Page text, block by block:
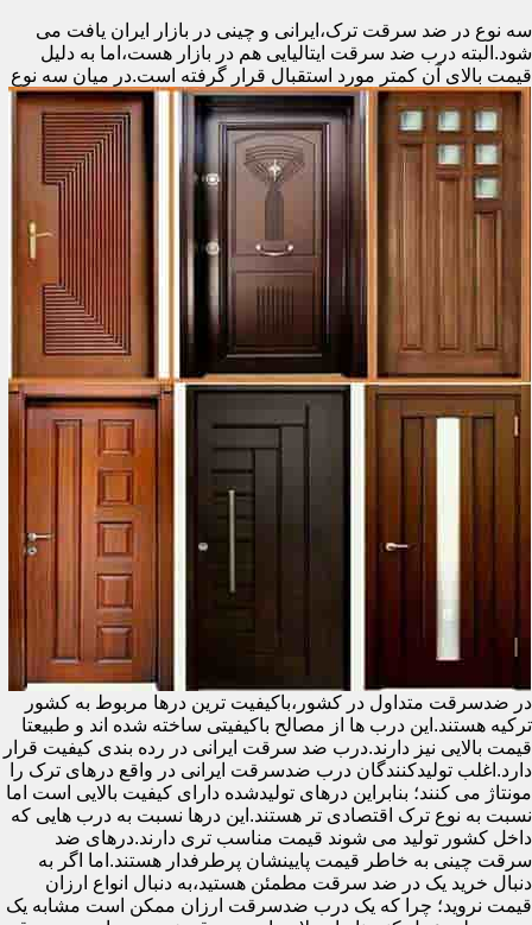
سه نوع در ضد سرقت ترک،ایرانی و چینی در بازار ایران یافت می
شود.البته درب ضد سرقت ایتالیایی هم در بازار هست،اما به دلیل
قیمت بالای آن کمتر مورد استقبال قرار گرفته است.در میان سه نوع
در ضدسرقت متداول در کشور،باکیفیت ترین درها مربوط به کشور
ترکیه هستند.این درب ها از مصالح باکیفیتی ساخته شده اند و طبیعتا
قیمت بالایی نیز دارند.درب ضد سرقت ایرانی در رده بندی کیفیت قرار
دارد.اغلب تولیدکنندگان درب ضدسرقت ایرانی در واقع درهای ترک را
مونتاژ می کنند؛ بنابراین درهای تولیدشده دارای کیفیت بالایی است اما
نسبت به نوع ترک اقتصادی تر هستند.این درها نسبت به درب هایی که
داخل کشور تولید می شوند قیمت مناسب تری دارند.درهای ضد
سرقت چینی به خاطر قیمت پایینشان پرطرفدار هستند.اما اگر به
دنبال خرید یک در ضد سرقت مطمئن هستید،به دنبال انواع ارزان
قیمت نروید؛ چرا که یک درب ضدسرقت ارزان ممکن است مشابه یک